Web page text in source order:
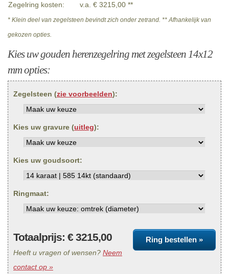
Zegelring kosten:
v.a. € 3215,00 **
* Klein deel van zegelsteen bevindt zich onder zetrand. ** Afhankelijk van
gekozen opties.
Kies uw gouden herenzegelring met zegelsteen 14x12
mm opties:
Zegelsteen (zie voorbeelden):
Kies uw gravure (uitleg):
Kies uw goudsoort:
Ringmaat:
Ring bestellen »
Totaalprijs: €3215,00
Heeft u vragen of wensen? Neem
contact op »